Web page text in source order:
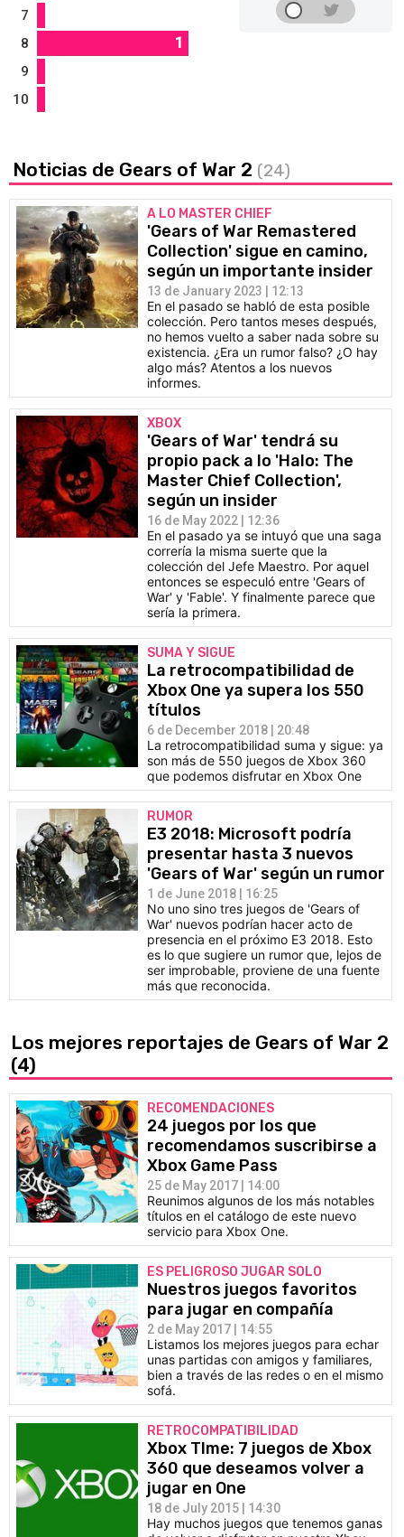
7
8
1
9
10
Noticias de Gears of War 2 (24)
A LO MASTER CHIEF
'Gears of War Remastered
Collection' sigue en camino,
según un importante insider
13 de January 2023 | 12:13
En el pasado se habló de esta posible
colección. Pero tantos meses después,
no hemos vuelto a saber nada sobre su
existencia. ¿Era un rumor falso? ¿O hay
algo más? Atentos a los nuevos
informes.
XBOX
'Gears of War' tendrá su
propio pack a lo 'Halo: The
Master Chief Collection',
según un insider
16 de May 2022 | 12:36
En el pasado ya se intuyó que una saga
correría la misma suerte que la
colección del Jefe Maestro. Por aquel
entonces se especuló entre 'Gears of
War' y 'Fable'. Y finalmente parece que
sería la primera.
SUMA Y SIGUE
La retrocompatibilidad de
Xbox One ya supera los 550
títulos
6 de December 2018 | 20:48
La retrocompatibilidad suma y sigue: ya
son más de 550 juegos de Xbox 360
que podemos disfrutar en Xbox One
RUMOR
E3 2018: Microsoft podría
presentar hasta 3 nuevos
'Gears of War' según un rumor
1 de June 2018 | 16:25
No uno sino tres juegos de 'Gears of
War' nuevos podrían hacer acto de
presencia en el próximo E3 2018. Esto
es lo que sugiere un rumor que, lejos de
ser improbable, proviene de una fuente
más que reconocida.
Los mejores reportajes de Gears of War 2
(4)
RECOMENDACIONES
24 juegos por los que
recomendamos suscribirse a
Xbox Game Pass
25 de May 2017 | 14:00
Reunimos algunos de los más notables
títulos en el catálogo de este nuevo
servicio para Xbox One.
ES PELIGROSO JUGAR SOLO
Nuestros juegos favoritos
para jugar en compañía
2 de May 2017 | 14:55
Listamos los mejores juegos para echar
unas partidas con amigos y familiares,
bien a través de las redes o en el mismo
sofá.
RETROCOMPATIBILIDAD
Xbox TIme: 7 juegos de Xbox
360 que deseamos volver a
jugar en One
18 de July 2015 | 14:30
Hay muchos juegos que tenemos ganas